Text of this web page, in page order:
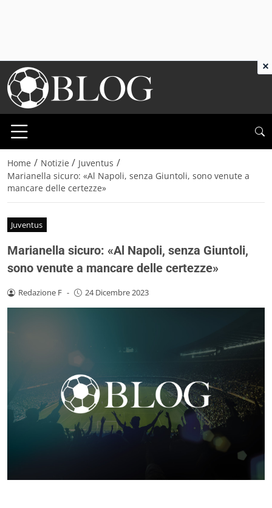
Home / Notizie / Juventus /
Marianella sicuro: «Al Napoli, senza Giuntoli, sono venute a
mancare delle certezze»
Juventus
Marianella sicuro: «Al Napoli, senza Giuntoli,
sono venute a mancare delle certezze»
Redazione F - 24 Dicembre 2023
×